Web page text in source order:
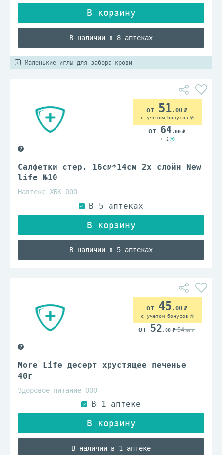
В наличии в 8 аптеках
Маленькие иглы для забора крови
Салфетки стер. 16см*14см 2х слойн New
life №10
Навтекс ХБК ООО
В наличии в 5 аптеках
51.00
с учетом бонусов
64.00
+ 2
More Life десерт хрустящее печенье
40г
Здоровое питание ООО
В наличии в 1 аптеке
45 .00
с учетом бонусов
52 .00 54.00